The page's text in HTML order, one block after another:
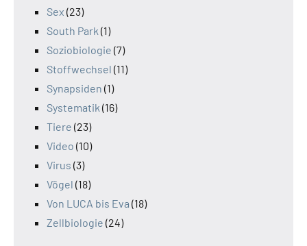
Sex (23)
South Park (1)
Soziobiologie (7)
Stoffwechsel (11)
Synapsiden (1)
Systematik (16)
Tiere (23)
Video (10)
Virus (3)
Vögel (18)
Von LUCA bis Eva (18)
Zellbiologie (24)